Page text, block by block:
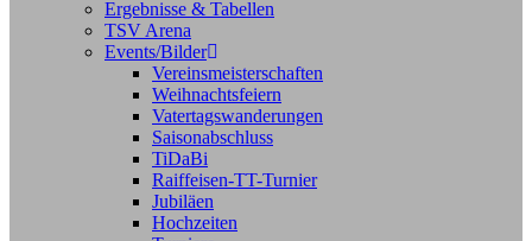
Ergebnisse & Tabellen
TSV Arena
Events/Bilder
Vereinsmeisterschaften
Weihnachtsfeiern
Vatertagswanderungen
Saisonabschluss
TiDaBi
Raiffeisen-TT-Turnier
Jubiläen
Hochzeiten